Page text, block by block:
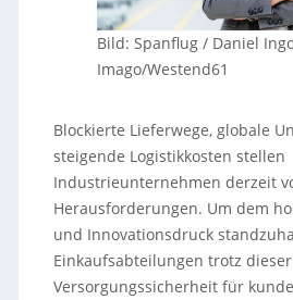
Bild: Spanflug / Daniel
Imago/Westend61
Blockierte Lieferwege, globale
steigende Logistikkosten stellen
Industrieunternehmen derzeit
Herausforderungen. Um dem
und Innovationsdruck
Einkaufsabteilungen trotz
Versorgungssicherheit für